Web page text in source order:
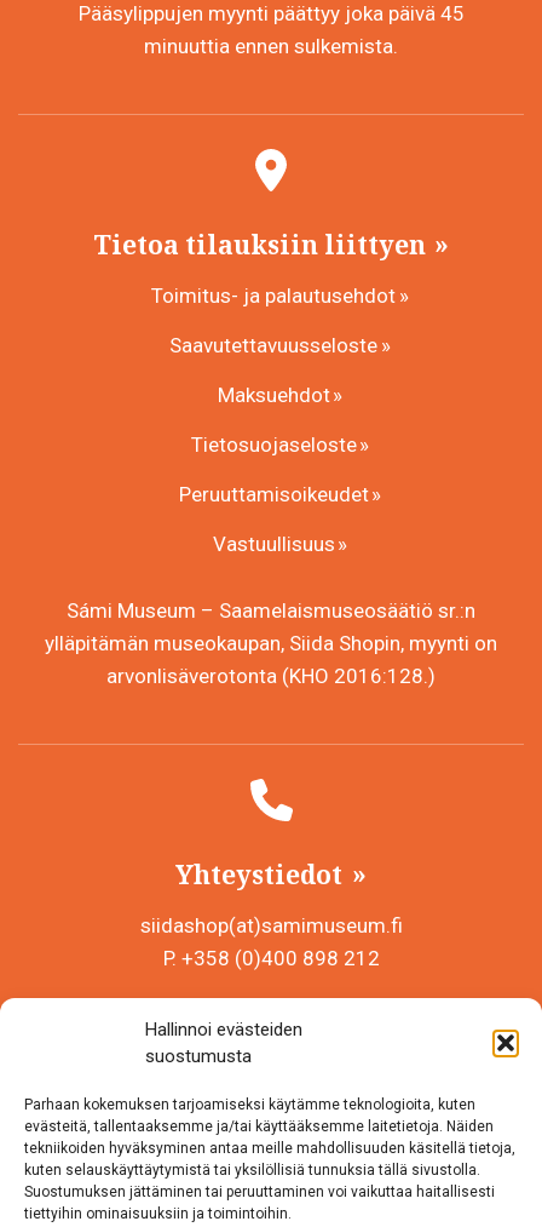
Hallinnoi evästeiden
suostumusta
Parhaan kokemuksen tarjoamiseksi käytämme teknologioita, kuten
evästeitä, tallentaaksemme ja/tai käyttääksemme laitetietoja. Näiden
tekniikoiden hyväksyminen antaa meille mahdollisuuden käsitellä tietoja,
kuten selauskäyttäytymistä tai yksilöllisiä tunnuksia tällä sivustolla.
Suostumuksen jättäminen tai peruuttaminen voi vaikuttaa haitallisesti
tiettyihin ominaisuuksiin ja toimintoihin.
Pääsylippujen myynti päättyy joka päivä 45
minuuttia ennen sulkemista.
Tietoa tilauksiin liittyen
Toimitus- ja palautusehdot
Saavutettavuusseloste
Maksuehdot
Tietosuojaseloste
Peruuttamisoikeudet
Vastuullisuus
Sámi Museum – Saamelaismuseosäätiö sr.:n
ylläpitämän museokaupan, Siida Shopin, myynti on
arvonlisäverotonta (KHO 2016:128.)
Yhteystiedot
siidashop(at)samimuseum.fi
P. +358 (0)400 898 212
Y-tunnus 0625907-2
Inarintie 46
99870 Inari
Löydät meidät myös somesta!